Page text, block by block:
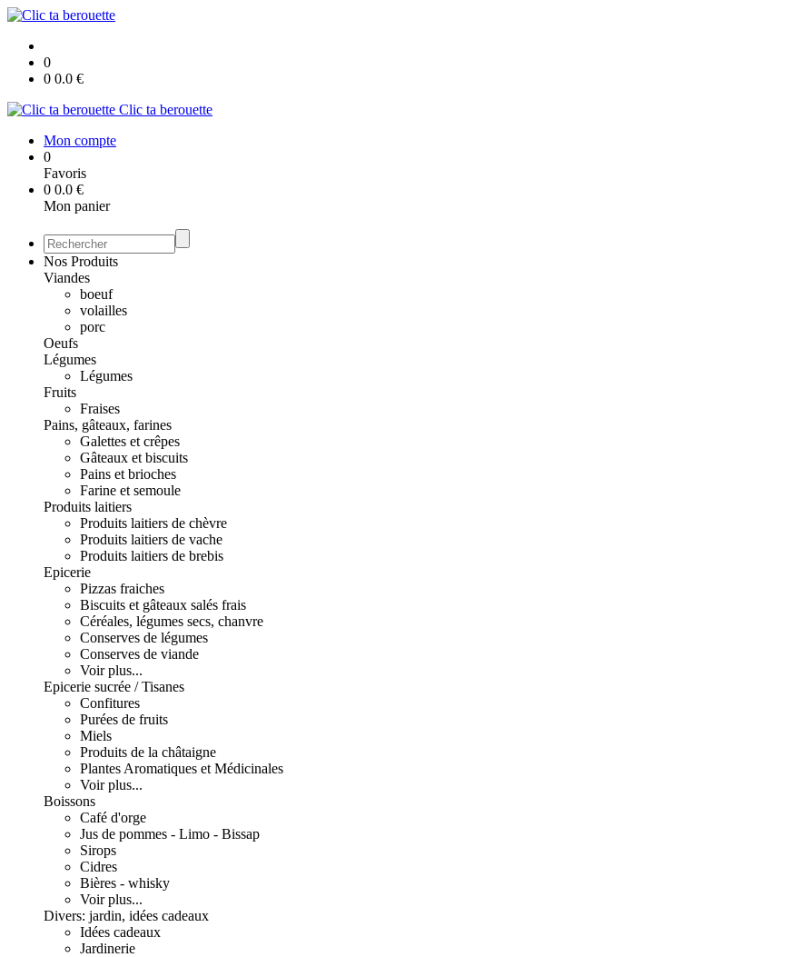
0
0 0.0 €
Clic ta berouette
Mon compte
0
Favoris
0 0.0 €
Mon panier
Nos Produits
Viandes
boeuf
volailles
porc
Oeufs
Légumes
Légumes
Fruits
Fraises
Pains, gâteaux, farines
Galettes et crêpes
Gâteaux et biscuits
Pains et brioches
Farine et semoule
Produits laitiers
Produits laitiers de chèvre
Produits laitiers de vache
Produits laitiers de brebis
Epicerie
Pizzas fraiches
Biscuits et gâteaux salés frais
Céréales, légumes secs, chanvre
Conserves de légumes
Conserves de viande
Voir plus...
Epicerie sucrée / Tisanes
Confitures
Purées de fruits
Miels
Produits de la châtaigne
Plantes Aromatiques et Médicinales
Voir plus...
Boissons
Café d'orge
Jus de pommes - Limo - Bissap
Sirops
Cidres
Bières - whisky
Voir plus...
Divers: jardin, idées cadeaux
Idées cadeaux
Jardinerie